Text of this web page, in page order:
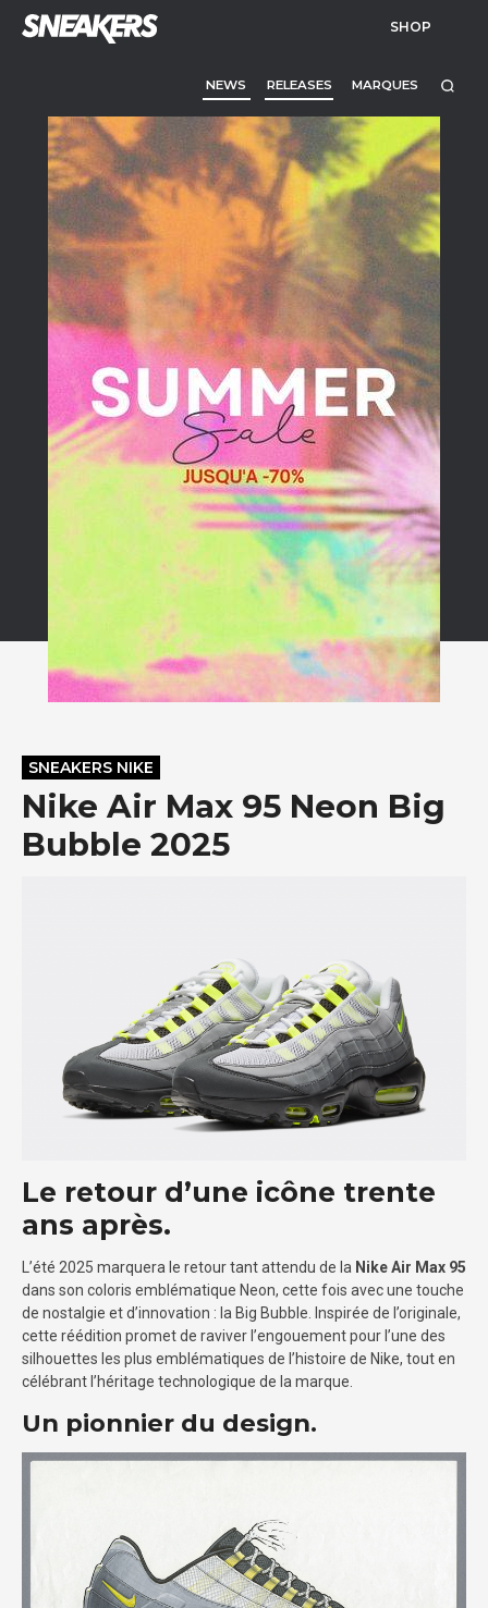
SHOP
NEWS RELEASES MARQUES
SNEAKERS NIKE
Nike Air Max 95 Neon Big
Bubble 2025
Le retour d’une icône trente
ans après.
L’été 2025 marquera le retour tant attendu de la Nike Air Max 95
dans son coloris emblématique Neon, cette fois avec une touche
de nostalgie et d’innovation : la Big Bubble. Inspirée de l’originale,
cette réédition promet de raviver l’engouement pour l’une des
silhouettes les plus emblématiques de l’histoire de Nike, tout en
célébrant l’héritage technologique de la marque.
Un pionnier du design.